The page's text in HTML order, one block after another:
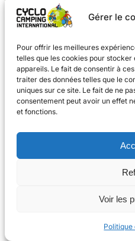
Gérer le
Pour offrir les meilleures
telles que les cookies pour
appareils. Le fait de consentir à
traiter des données telles que le
uniques sur ce site. Le fait de ne
consentement peut avoir un effet
et fonctions.
Voir les
Politique
© 2026 Cyclo
Camping International